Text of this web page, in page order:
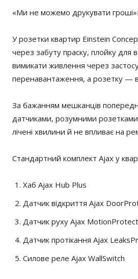
«Ми не можемо друкувати
У розетки квартир Einstein
через забуту праску, плойку для
вимикати живлення через
перенавантаження, а розетку —
За бажанням мешканців
датчиками, розумними
лічені хвилини й не впливає на
Стандартний комплект Ajax у
Хаб Ajax Hub Plus
Датчик відкриття Ajax
Датчик руху Ajax MotionProtect
Датчик протікання Ajax
Силове реле Ajax WallSwitch